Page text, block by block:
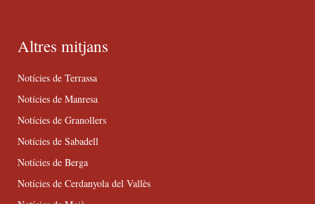
Altres mitjans
Notícies de Terrassa
Notícies de Manresa
Notícies de Granollers
Notícies de Sabadell
Notícies de Berga
Notícies de Cerdanyola del Vallès